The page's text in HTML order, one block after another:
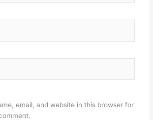
email, and website in this browser for